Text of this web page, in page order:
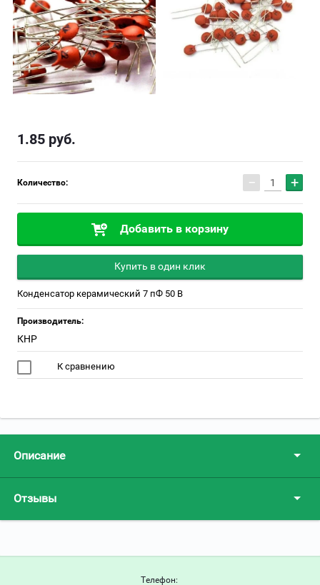
1.85 руб.
Количество: − +
Добавить в корзину
Купить в один клик
Конденсатор керамический 7 пФ 50 В
Производитель:
КНР
К сравнению
Описание
Отзывы
Телефон: